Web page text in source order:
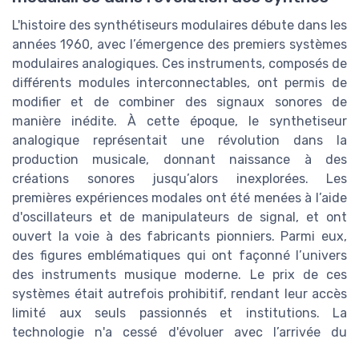
L'histoire des synthétiseurs modulaires débute dans les
années 1960, avec l’émergence des premiers systèmes
modulaires analogiques. Ces instruments, composés de
différents modules interconnectables, ont permis de
modifier et de combiner des signaux sonores de
manière inédite. À cette époque, le synthetiseur
analogique représentait une révolution dans la
production musicale, donnant naissance à des
créations sonores jusqu’alors inexplorées. Les
premières expériences modales ont été menées à l’aide
d'oscillateurs et de manipulateurs de signal, et ont
ouvert la voie à des fabricants pionniers. Parmi eux,
des figures emblématiques qui ont façonné l’univers
des instruments musique moderne. Le prix de ces
systèmes était autrefois prohibitif, rendant leur accès
limité aux seuls passionnés et institutions. La
technologie n'a cessé d'évoluer avec l’arrivée du